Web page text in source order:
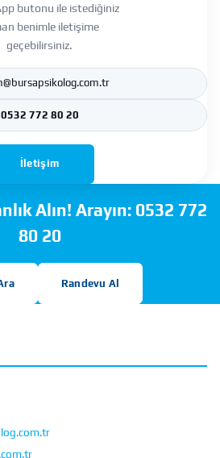
butonu ile istediğiniz
benimle iletişime
geçebilirsiniz.
0532 772 80 20
İletişim
Alın! Arayın: 0532 772
80 20
Randevu Al